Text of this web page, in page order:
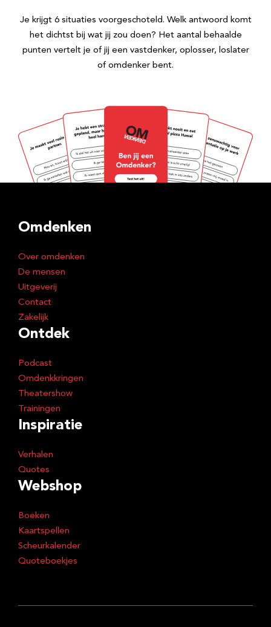
Je krijgt 6 situaties voorgeschoteld. Welk antwoord komt
het dichtst bij wat jij zou doen? Het aantal behaalde
punten vertelt je of jij een vastdenker, oplosser, loslater
of omdenker bent.
Omdenken
Over omdenken
De mensen
Uitgeverij
Contact
Zakelijk
Ontdek
Podcast
Omdenkkringen
Theatershow
Trainingen
Inspiratie
Verhalen
Quotes
Webshop
Boeken
Kaartspellen
Scheurkalender
Quoteboekjes